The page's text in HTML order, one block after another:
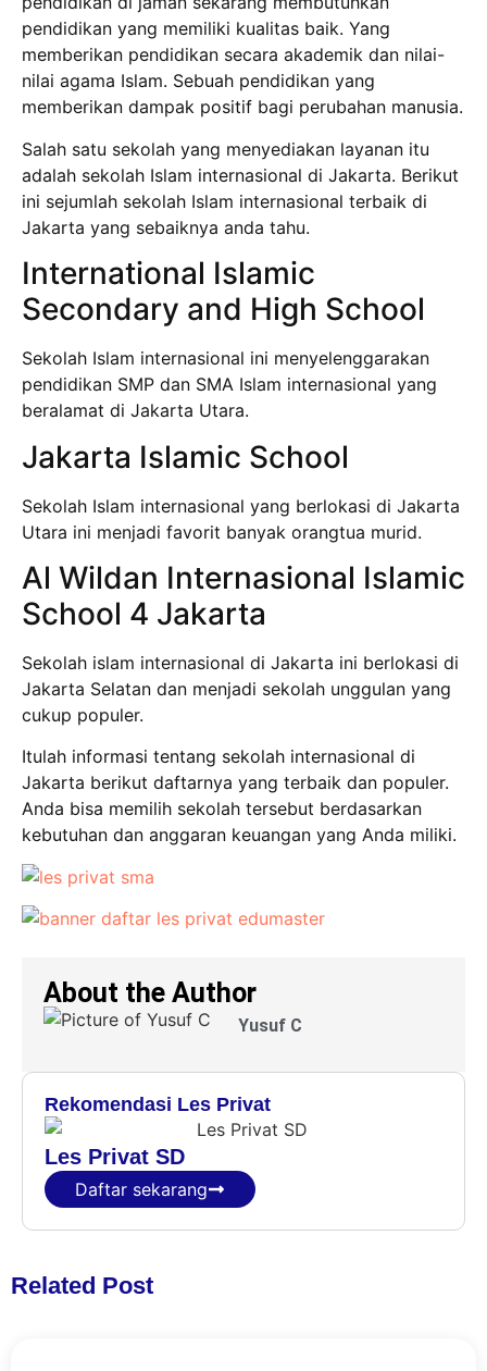
pendidikan yang memiliki kualitas baik. Yang
memberikan pendidikan secara akademik dan nilai-
nilai agama Islam. Sebuah pendidikan yang
memberikan dampak positif bagi perubahan manusia.
Salah satu sekolah yang menyediakan layanan itu
adalah sekolah Islam internasional di Jakarta. Berikut
ini sejumlah sekolah Islam internasional terbaik di
Jakarta yang sebaiknya anda tahu.
International Islamic
Secondary and High School
Sekolah Islam internasional ini menyelenggarakan
pendidikan SMP dan SMA Islam internasional yang
beralamat di Jakarta Utara.
Jakarta Islamic School
Sekolah Islam internasional yang berlokasi di Jakarta
Utara ini menjadi favorit banyak orangtua murid.
Al Wildan Internasional Islamic
School 4 Jakarta
Sekolah islam internasional di Jakarta ini berlokasi di
Jakarta Selatan dan menjadi sekolah unggulan yang
cukup populer.
Itulah informasi tentang sekolah internasional di
Jakarta berikut daftarnya yang terbaik dan populer.
Anda bisa memilih sekolah tersebut berdasarkan
kebutuhan dan anggaran keuangan yang Anda miliki.
About the Author
Yusuf C
Rekomendasi Les Privat
Les Privat SD
Daftar sekarang
Related Post